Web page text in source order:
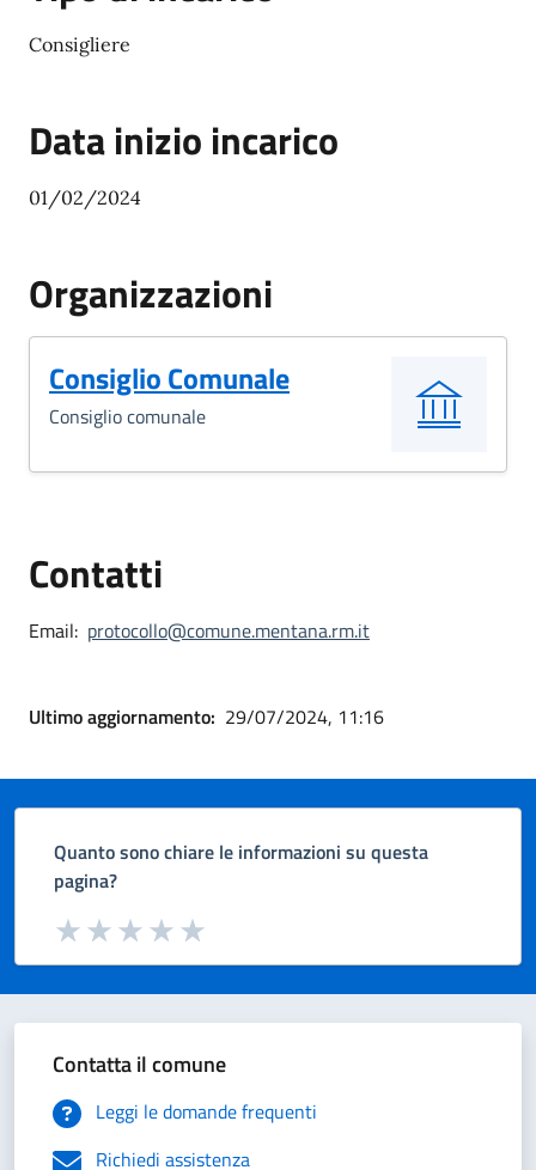
Consigliere
Data inizio incarico
01/02/2024
Organizzazioni
Consiglio Comunale
Consiglio comunale
Contatti
Email: protocollo@comune.mentana.rm.it
Ultimo aggiornamento: 29/07/2024, 11:16
Quanto sono chiare le informazioni su questa
pagina?
Valuta da 1 a 5 stelle la pagina
Valuta 5 stelle su 5
Valuta 4 stelle su 5
Valuta 3 stelle su 5
Valuta 2 stelle su 5
Valuta 1 stelle su 5
Contatta il comune
Leggi le domande frequenti
Richiedi assistenza